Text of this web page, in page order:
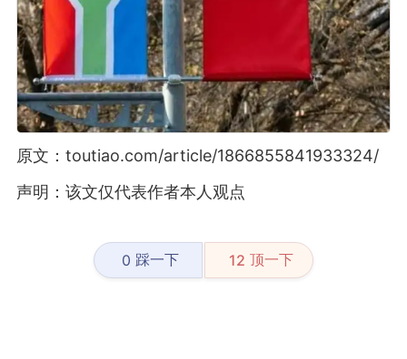
原文：toutiao.com/article/1866855841933324/
声明：该文仅代表作者本人观点
0 踩一下 12 顶一下